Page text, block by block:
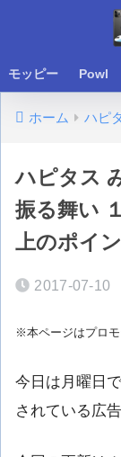
モッピー Powl
ホーム ハピ
ハピタス
振る舞い
上のポイ
2017-07-10
※本ページはプロ
今日は月曜日
されている広